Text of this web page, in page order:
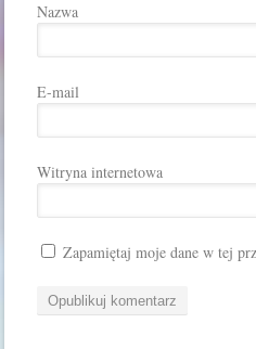
Nazwa
E-mail
Witryna internetowa
Zapamiętaj moje dane w tej